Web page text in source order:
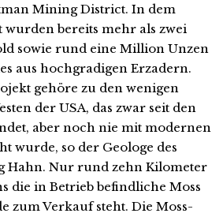
Mining District. In dem
bereits mehr als zwei
sowie rund eine Million Unzen
aus hochgradigen Erzadern.
gehöre zu den wenigen
der USA, das zwar seit den
aber noch nie mit modernen
wurde, so der Geologe des
Hahn. Nur rund zehn Kilometer
die in Betrieb befindliche Moss
zum Verkauf steht. Die Moss-